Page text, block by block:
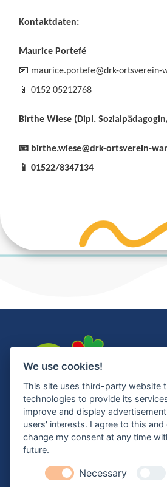
Kontaktdaten:
Maurice Portefé
📧 maurice.portefe@drk-ortsverein-
📱 0152 05212768
Birthe Wiese (Dipl.
📧 birthe.wiese@drk-ortsverein-
📱 01522/8347134
Schulweg 6
24601 Wankendorf
We use cookies!
This site uses third-party website
technologies to provide its
improve and display
users' interests. I agree to this and
change my consent at any time
future.
Necessary